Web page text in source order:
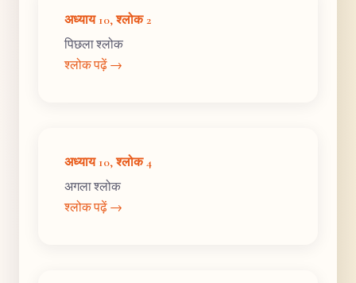
अध्याय 10, श्लोक 2
पिछला श्लोक
श्लोक पढ़ें →
अध्याय 10, श्लोक 4
अगला श्लोक
श्लोक पढ़ें →